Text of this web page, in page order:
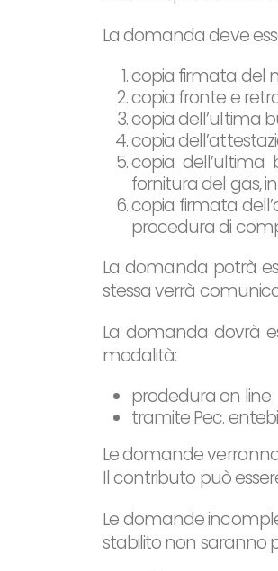
La domanda deve
copia firmata del
copia fronte e
copia dell’ultima
copia
copia
fornitura del gas,
copia firmata
procedura di
La domanda potrà
stessa verrà
La domanda dovrà
modalità:
prodedura on line
tramite Pec.
Le domande
Il contributo può
Le domande
stabilito non saranno